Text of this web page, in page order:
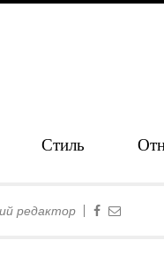
Стиль
редактор